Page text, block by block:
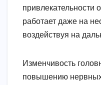
привлекательности
работает даже на
воздействуя на
Изменчивость
повышению